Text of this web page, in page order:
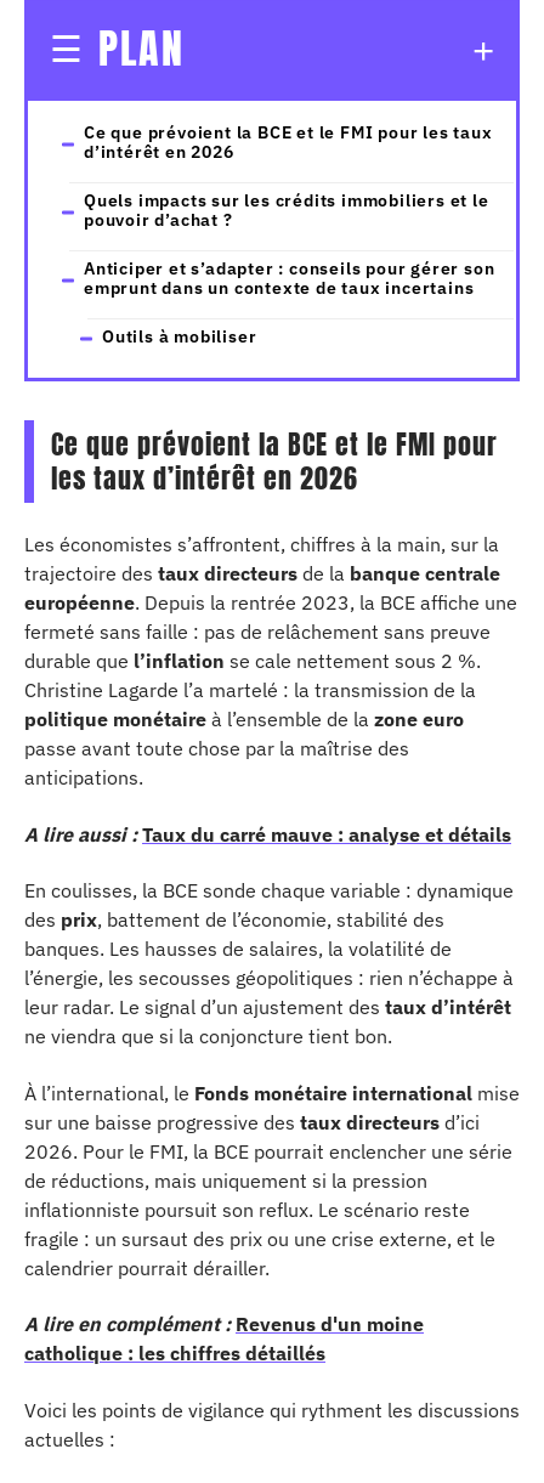
PLAN
Ce que prévoient la BCE et le FMI pour les taux
d’intérêt en 2026
Quels impacts sur les crédits immobiliers et le
pouvoir d’achat ?
Anticiper et s’adapter : conseils pour gérer son
emprunt dans un contexte de taux incertains
Outils à mobiliser
Ce que prévoient la BCE et le FMI pour
les taux d’intérêt en 2026
Les économistes s’affrontent, chiffres à la main, sur la
trajectoire des taux directeurs de la banque centrale
européenne. Depuis la rentrée 2023, la BCE affiche une
fermeté sans faille : pas de relâchement sans preuve
durable que l’inflation se cale nettement sous 2 %.
Christine Lagarde l’a martelé : la transmission de la
politique monétaire à l’ensemble de la zone euro
passe avant toute chose par la maîtrise des
anticipations.
A lire aussi : Taux du carré mauve : analyse et détails
En coulisses, la BCE sonde chaque variable : dynamique
des prix, battement de l’économie, stabilité des
banques. Les hausses de salaires, la volatilité de
l’énergie, les secousses géopolitiques : rien n’échappe à
leur radar. Le signal d’un ajustement des taux d’intérêt
ne viendra que si la conjoncture tient bon.
À l’international, le Fonds monétaire international mise
sur une baisse progressive des taux directeurs d’ici
2026. Pour le FMI, la BCE pourrait enclencher une série
de réductions, mais uniquement si la pression
inflationniste poursuit son reflux. Le scénario reste
fragile : un sursaut des prix ou une crise externe, et le
calendrier pourrait dérailler.
A lire en complément : Revenus d'un moine
catholique : les chiffres détaillés
Voici les points de vigilance qui rythment les discussions
actuelles :